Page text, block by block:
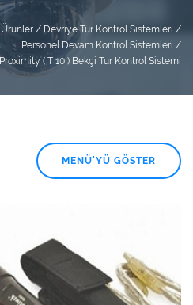
Ürünler / Devriye Tur Kontrol Sistemleri /
Personel Devam Kontrol Sistemleri /
Proximity ( T 10 ) Bekçi Tur Kontrol Sistemi
MENÜ'YÜ GÖSTER